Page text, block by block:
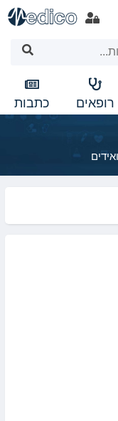
רופאים כתבות